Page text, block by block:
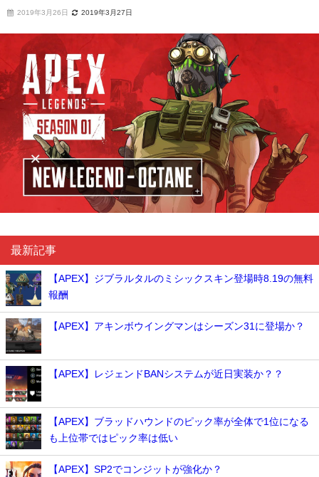
2019年3月26日 2019年3月27日
最新記事
【APEX】ジブラルタルのミシックスキン登場時8.19の無料
報酬
【APEX】アキンボウイングマンはシーズン31に登場か？
【APEX】レジェンドBANシステムが近日実装か？？
【APEX】ブラッドハウンドのピック率が全体で1位になる
も上位帯ではピック率は低い
【APEX】SP2でコンジットが強化か？